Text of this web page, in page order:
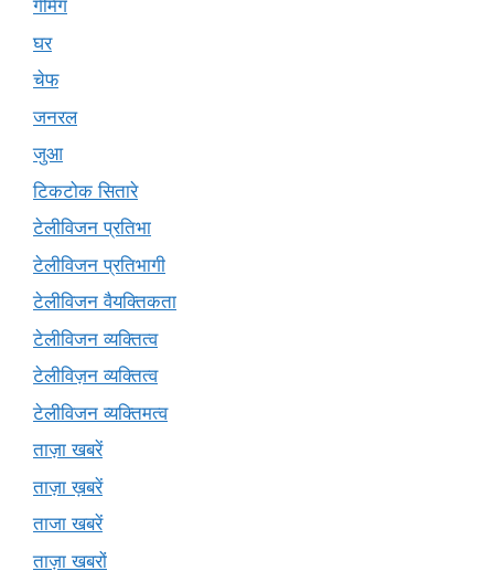
गेमिंग
घर
चेफ
जनरल
जुआ
टिकटोक सितारे
टेलीविजन प्रतिभा
टेलीविजन प्रतिभागी
टेलीविजन वैयक्तिकता
टेलीविजन व्यक्तित्व
टेलीविज़न व्यक्तित्व
टेलीविजन व्यक्तिमत्व
ताज़ा खबरें
ताज़ा ख़बरें
ताजा खबरें
ताज़ा खबरों